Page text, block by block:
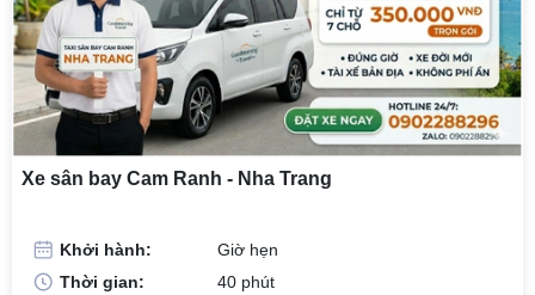
Xe sân bay Cam Ranh - Nha Trang
Khởi hành:
Giờ hẹn
Thời gian:
40 phút